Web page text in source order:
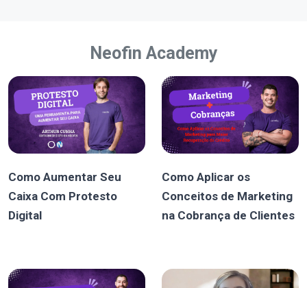
Neofin Academy
Como Aumentar Seu
Caixa Com Protesto
Digital
Como Aplicar os
Conceitos de Marketing
na Cobrança de Clientes